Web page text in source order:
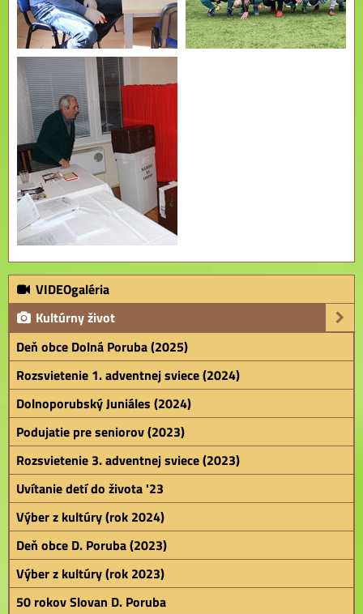
VIDEOgaléria
Kultúrny život
Deň obce Dolná Poruba (2025)
Rozsvietenie 1. adventnej sviece (2024)
Dolnoporubský Juniáles (2024)
Podujatie pre seniorov (2023)
Rozsvietenie 3. adventnej sviece (2023)
Uvítanie detí do života '23
Výber z kultúry (rok 2024)
Deň obce D. Poruba (2023)
Výber z kultúry (rok 2023)
50 rokov Slovan D. Poruba